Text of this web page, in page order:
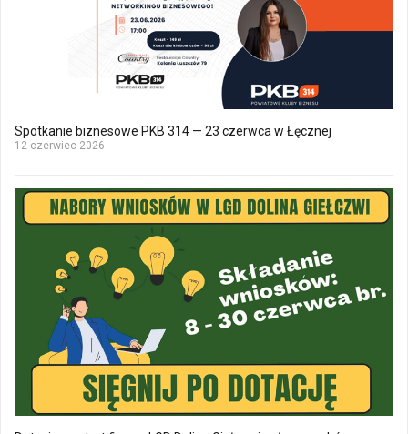
Spotkanie biznesowe PKB 314 — 23 czerwca w Łęcznej
12 czerwiec 2026